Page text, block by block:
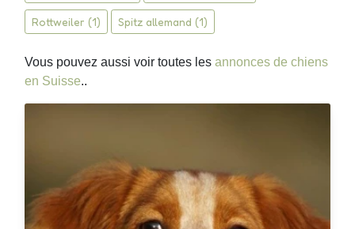
Rottweiler (1) Spitz allemand (1)
Vous pouvez aussi voir toutes les annonces de chiens
en Suisse..